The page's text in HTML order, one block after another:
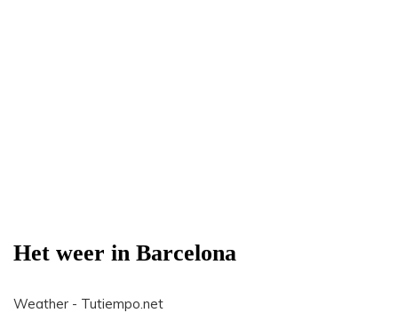
Het weer in Barcelona
Weather - Tutiempo.net